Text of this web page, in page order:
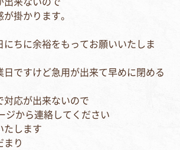
掛かります。
にちに余裕をもってお願いいたしま
日ですけど急用が出来て早めに閉める
対応が出来ないので
ジから連絡してください
たします
まり